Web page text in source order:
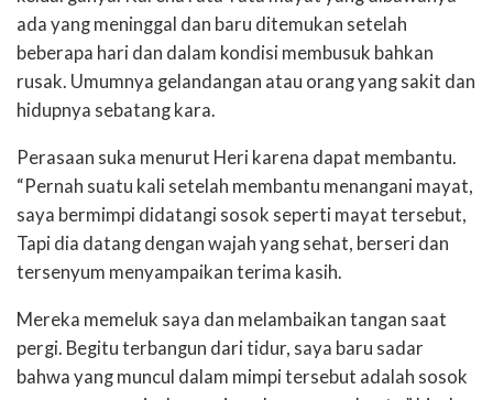
ada yang meninggal dan baru ditemukan setelah
beberapa hari dan dalam kondisi membusuk bahkan
rusak. Umumnya gelandangan atau orang yang sakit dan
hidupnya sebatang kara.
Perasaan suka menurut Heri karena dapat membantu.
“Pernah suatu kali setelah membantu menangani mayat,
saya bermimpi didatangi sosok seperti mayat tersebut,
Tapi dia datang dengan wajah yang sehat, berseri dan
tersenyum menyampaikan terima kasih.
Mereka memeluk saya dan melambaikan tangan saat
pergi. Begitu terbangun dari tidur, saya baru sadar
bahwa yang muncul dalam mimpi tersebut adalah sosok